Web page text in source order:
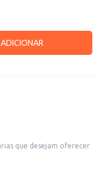
ADICIONAR